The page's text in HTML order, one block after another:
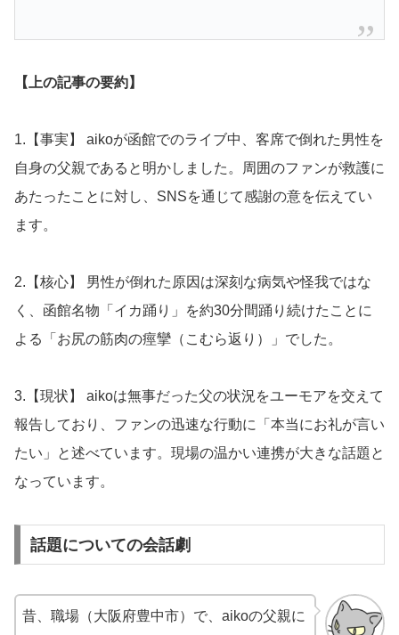
【上の記事の要約】
1.【事実】 aikoが函館でのライブ中、客席で倒れた男性を
自身の父親であると明かしました。周囲のファンが救護に
あたったことに対し、SNSを通じて感謝の意を伝えてい
ます。
2.【核心】 男性が倒れた原因は深刻な病気や怪我ではな
く、函館名物「イカ踊り」を約30分間踊り続けたことに
よる「お尻の筋肉の痙攣（こむら返り）」でした。
3.【現状】 aikoは無事だった父の状況をユーモアを交えて
報告しており、ファンの迅速な行動に「本当にお礼が言い
たい」と述べています。現場の温かい連携が大きな話題と
なっています。
話題についての会話劇
昔、職場（大阪府豊中市）で、aikoの父親に